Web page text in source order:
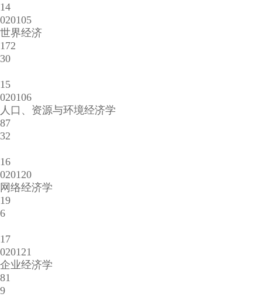
14
020105
世界经济
172
30
15
020106
人口、资源与环境经济学
87
32
16
020120
网络经济学
19
6
17
020121
企业经济学
81
9